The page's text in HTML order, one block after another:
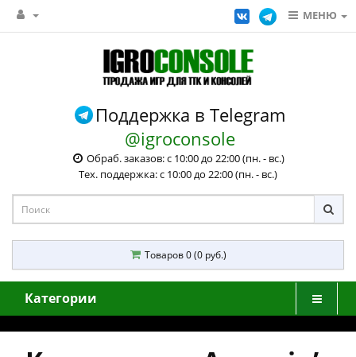
МЕНЮ
Поддержка в Telegram
@igroconsole
Обраб. заказов: с 10:00 до 22:00 (пн. - вс.)
Тех. поддержка: с 10:00 до 22:00 (пн. - вс.)
Товаров 0 (0 руб.)
Категории